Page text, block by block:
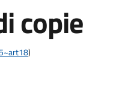
copie
)